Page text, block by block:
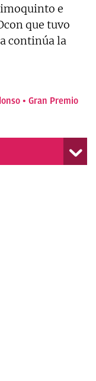
e
que tuvo
continúa la
Gran Premio